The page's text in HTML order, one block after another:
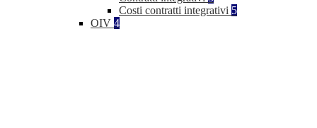
Costi contratti integrativi 5
OIV 4